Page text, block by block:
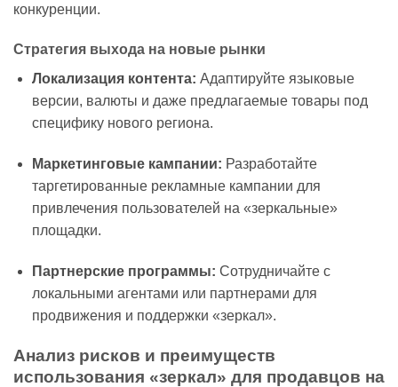
конкуренции.
Стратегия выхода на новые рынки
Локализация контента: Адаптируйте языковые
версии, валюты и даже предлагаемые товары под
специфику нового региона.
Маркетинговые кампании: Разработайте
таргетированные рекламные кампании для
привлечения пользователей на «зеркальные»
площадки.
Партнерские программы: Сотрудничайте с
локальными агентами или партнерами для
продвижения и поддержки «зеркал».
Анализ рисков и преимуществ
использования «зеркал» для продавцов на